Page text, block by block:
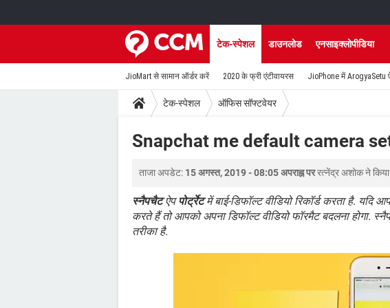
टेक-स्पेशल डाउनलोड एनसाइक्लोपीडिया
JioMart से सामान ऑर्डर करें 2020 के फ्री एंटीवायरस JioPhone में ArogyaSetu
टेक-स्पेशल ऑफिस सॉफ्टवेयर
Snapchat me default camera
ताजा अपडेट: 15 अगस्त, 2019 - 08:05 अपराह्न पररत्नेंद्र अशोकने किया.
स्नैपचैटऐपपोर्ट्रेटमें बाई-डिफॉल्ट वीडियो रिकॉर्ड करता है. यदि
करते हैं तो आपको अपना डिफॉल्ट वीडियो फॉरमैट बदलना होगा.
तरीका है.